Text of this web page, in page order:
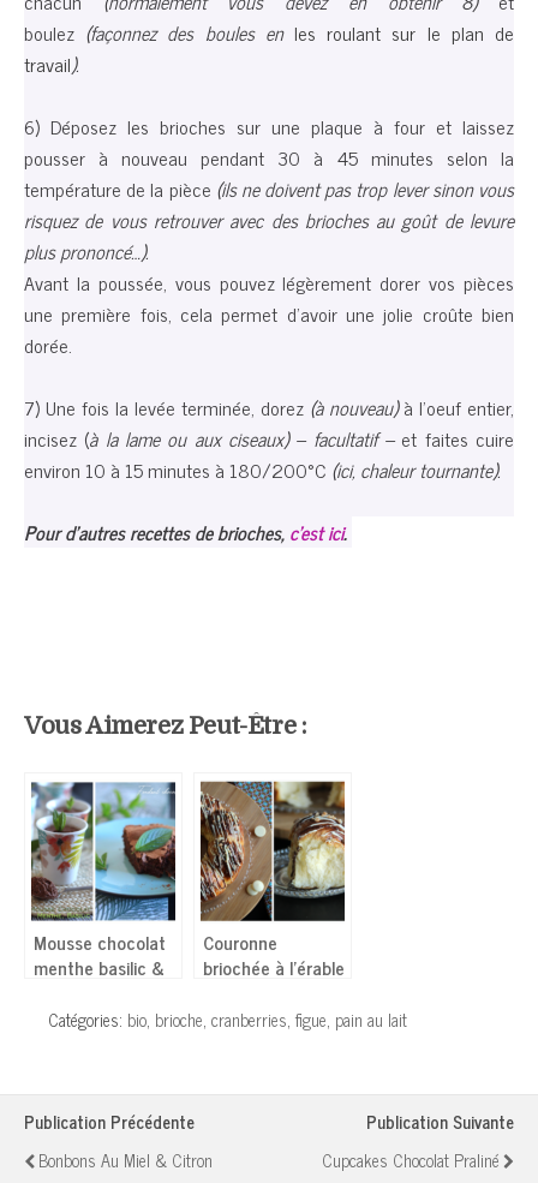
boulez (façonnez des boules en les roulant sur le plan de
travail).
6) Déposez les brioches sur une plaque à four et laissez
pousser à nouveau pendant 30 à 45 minutes selon la
température de la pièce (ils ne doivent pas trop lever sinon vous
risquez de vous retrouver avec des brioches au goût de levure
plus prononcé…).
Avant la poussée, vous pouvez légèrement dorer vos pièces
une première fois, cela permet d’avoir une jolie croûte bien
dorée.
7) Une fois la levée terminée, dorez (à nouveau)à l’oeuf entier,
incisez (à la lame ou aux ciseaux) – facultatif –et faites cuire
environ 10 à 15 minutes à 180/200°C (ici, chaleur tournante).
Pour d’autres recettes de brioches,c’est ici.
Vous Aimerez Peut-Être :
Mousse chocolat
menthe basilic &
menthe
Couronne
briochée à l’érable
Catégories: bio, brioche, cranberries, figue, pain au lait
Publication Précédente
Bonbons Au Miel & Citron
Publication Suivante
Cupcakes Chocolat Praliné